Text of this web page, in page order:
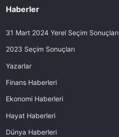
Haberler
31 Mart 2024 Yerel Seçim Sonuçları
2023 Seçim Sonuçları
Yazarlar
Finans Haberleri
Ekonomi Haberleri
Hayat Haberleri
Dünya Haberleri